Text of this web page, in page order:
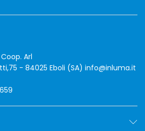
Arl
- 84025 Eboli (SA) info@inluma.it